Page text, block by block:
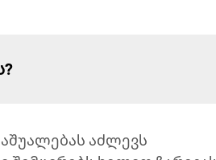
აძლევს